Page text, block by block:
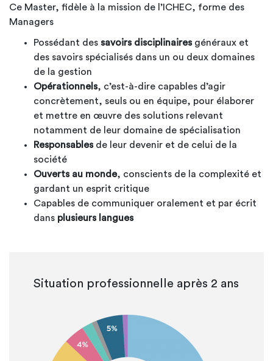
Ce Master, fidèle à la mission de l’ICHEC, forme des
Managers
Possédant des savoirs disciplinairesgénéraux et
des savoirs spécialisés dans un ou deux domaines
de la gestion
Opérationnels, c’est-à-dire capables d’agir
concrètement, seuls ou en équipe, pour élaborer
et mettre en œuvre des solutions relevant
notamment de leur domaine de spécialisation
Responsablesde leur devenir et de celui de la
société
Ouverts au monde, conscients de la complexité et
gardant un esprit critique
Capables de communiquer oralement et par écrit
dans plusieurs langues
Situation professionnelle après 2 ans